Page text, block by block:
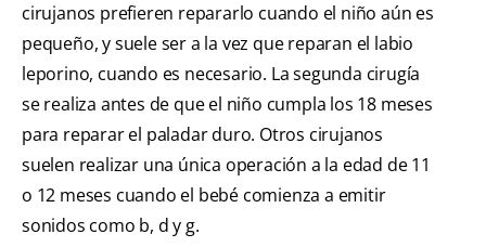
cirujanos prefieren repararlo cuando el niño aún es
pequeño, y suele ser a la vez que reparan el labio
leporino, cuando es necesario. La segunda cirugía
se realiza antes de que el niño cumpla los 18 meses
para reparar el paladar duro. Otros cirujanos
suelen realizar una única operación a la edad de 11
o 12 meses cuando el bebé comienza a emitir
sonidos como b, d y g.